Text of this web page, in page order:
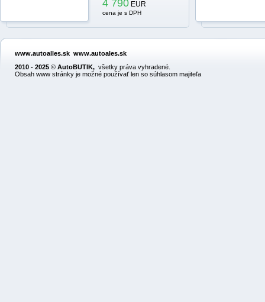
4 790 EUR
cena je s DPH
www.autoalles.sk www.autoales.sk
2010 - 2025 © AutoBUTIK, všetky práva vyhradené.
Obsah www stránky je možné používať len so súhlasom majiteľa